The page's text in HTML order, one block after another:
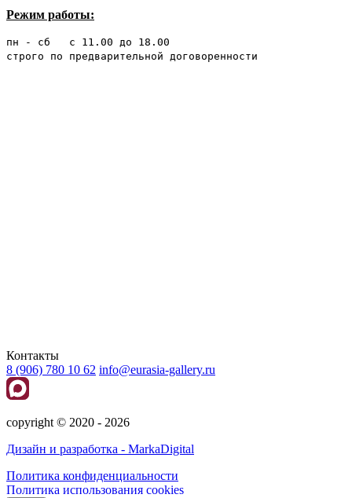
Режим работы:
пн - сб с 11.00 до 18.00
строго по предварительной договоренности
Контакты
8 (906) 780 10 62 info@eurasia-gallery.ru
сopyright © 2020 - 2026
Дизайн и разработка - MarkaDigital
Политика конфиденциальности
Политика использования cookies